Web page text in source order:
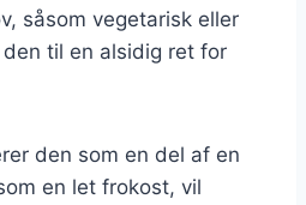
såsom vegetarisk eller
til en alsidig ret for
den som en del af en
en let frokost, vil